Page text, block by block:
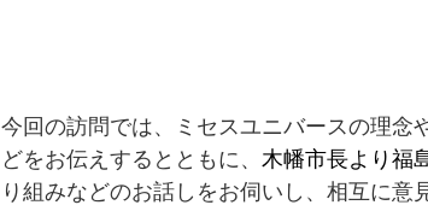
今回の訪問では、ミセスユニバースの理念
どをお伝えするとともに、 木幡市長より福
り組みなどのお話しをお伺いし、相互に